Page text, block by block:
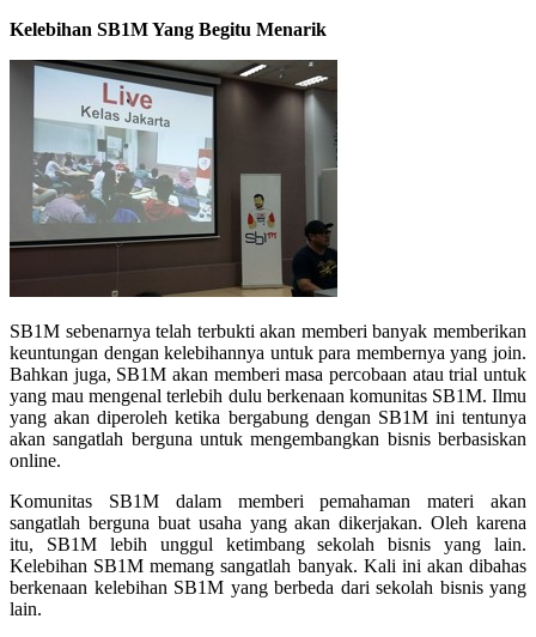
Kelebihan SB1M Yang Begitu Menarik
SB1M sebenarnya telah terbukti akan memberi banyak memberikan
keuntungan dengan kelebihannya untuk para membernya yang join.
Bahkan juga, SB1M akan memberi masa percobaan atau trial untuk
yang mau mengenal terlebih dulu berkenaan komunitas SB1M. Ilmu
yang akan diperoleh ketika bergabung dengan SB1M ini tentunya
akan sangatlah berguna untuk mengembangkan bisnis berbasiskan
online.
Komunitas SB1M dalam memberi pemahaman materi akan
sangatlah berguna buat usaha yang akan dikerjakan. Oleh karena
itu, SB1M lebih unggul ketimbang sekolah bisnis yang lain.
Kelebihan SB1M memang sangatlah banyak. Kali ini akan dibahas
berkenaan kelebihan SB1M yang berbeda dari sekolah bisnis yang
lain.